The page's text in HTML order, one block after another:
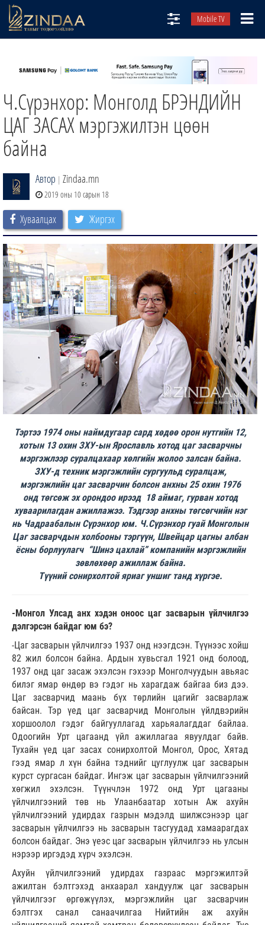
Mobile TV
ТВ8
ӨГЛӨӨНИЙ СОНИН
АУДИО ЗОХИОЛ
ЗИНДАА СЭТГҮҮЛ
Ч.Сүрэнхор: Монголд БРЭНДИЙН
ЦАГ ЗАСАХ мэргэжилтэн цөөн
байна
Автор | Zindaa.mn
2019 оны 10 сарын 18
Хуваалцах Жиргэх
Тэртээ 1974 оны наймдугаар сард хөдөө орон нутгийн 12,
хотын 13 охин ЗХУ-ын Ярославль хотод цаг засварчны
мэргэжлээр суралцахаар хөлгийн жолоо залсан байна.
ЗХУ-д техник мэргэжлийн сургуульд суралцаж,
мэргэжлийн цаг засварчин болсон анхны 25 охин 1976
онд төгсөж эх орондоо ирээд 18 аймаг, гурван хотод
хуваарилагдан ажиллажээ. Тэдгээр анхны төгсөгчийн нэг
нь Чадраабалын Сүрэнхор юм. Ч.Сүрэнхор гуай Монголын
Цаг засварчдын холбооны тэргүүн, Швейцар цагны албан
ёсны борлуулагч “Шинэ цахлай” компанийн мэргэжлийн
зөвлөхөөр ажиллаж байна.
Түүний сонирхолтой яриаг уншиг танд хүргэе.
-Монгол Улсад анх хэдэн оноос цаг засварын үйлчилгээ
дэлгэрсэн байдаг юм бэ?
-Цаг засварын үйлчилгээ 1937 онд нээгдсэн. Түүнээс хойш
82 жил болсон байна. Ардын хувьсгал 1921 онд болоод,
1937 онд цаг засаж эхэлсэн гэхээр Монголчуудын авьяас
билэг ямар өндөр вэ гэдэг нь харагдаж байгаа биз дээ.
Цаг засварчид маань бүх төрлийн цагийг засварлаж
байсан. Тэр үед цаг засварчид Монголын үйлдвэрийн
хоршоолол гэдэг байгууллагад харьяалагддаг байлаа.
Одоогийн Урт цагаанд үйл ажиллагаа явуулдаг байв.
Тухайн үед цаг засах сонирхолтой Монгол, Орос, Хятад
гээд ямар л хүн байна тэднийг цуглуулж цаг засварын
курст сургасан байдаг. Ингэж цаг засварын үйлчилгээний
хөгжил эхэлсэн. Түүнчлэн 1972 онд Урт цагааны
үйлчилгээний төв нь Улаанбаатар хотын Аж ахуйн
үйлчилгээний удирдах газрын мэдэлд шилжсэнээр цаг
засварын үйлчилгээ нь засварын тасгуудад хамаарагдах
болсон байдаг. Энэ үеэс цаг засварын үйлчилгээ нь улсын
нэрээр иргэдэд хүрч эхэлсэн.
Ахуйн үйлчилгээний удирдах газраас мэргэжилтэй
ажилтан бэлтгэхэд анхаарал хандуулж цаг засварын
үйлчилгээг өргөжүүлэх, мэргэжлийн цаг засварчин
бэлтгэх санал санаачилгаа Нийтийн аж ахуйн